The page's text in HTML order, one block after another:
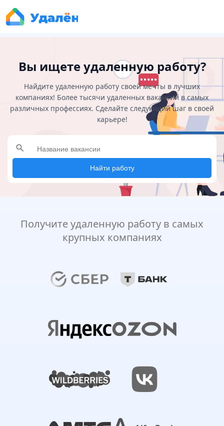
Вы ищете удаленную работу?
Найдите удаленную работу своей мечты в лучших
компаниях! Более тысячи удаленных вакансий в самых
различных профессиях. Сделайте следующий шаг в своей
карьере!
search
Найти работу
Получите удаленную работу в самых
крупных компаниях